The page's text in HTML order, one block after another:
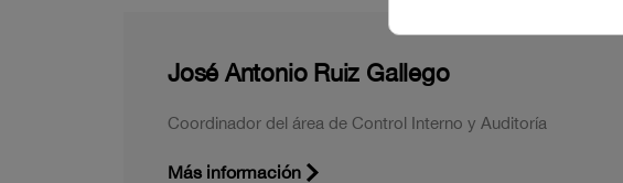
José Antonio Ruiz Gallego
Coordinador del área de Control Interno y Auditoría
Más información